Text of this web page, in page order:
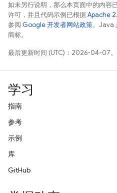
如未另行说明，那么本页面中的内容
许可，并且代码示例已根据Apache
参阅 Google 开发者网站政策。Java
商标。
最后更新时间 (UTC)：2026-04-07。
学习
指南
参考
示例
库
GitHub